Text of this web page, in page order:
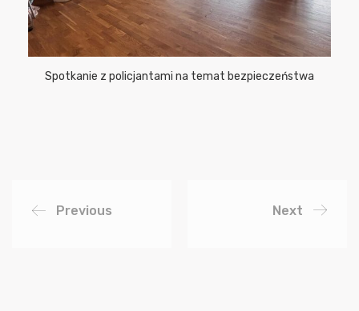
Spotkanie z policjantami na temat bezpieczeństwa
Previous Next